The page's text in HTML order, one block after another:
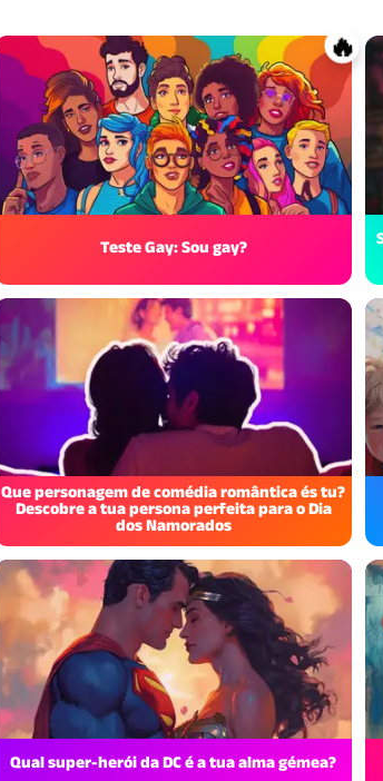
Teste Gay: Sou gay?
🔥
Que personagem de comédia romântica és tu?
Descobre a tua persona perfeita para o Dia
dos Namorados
Qual super-herói da DC é a tua alma gémea?